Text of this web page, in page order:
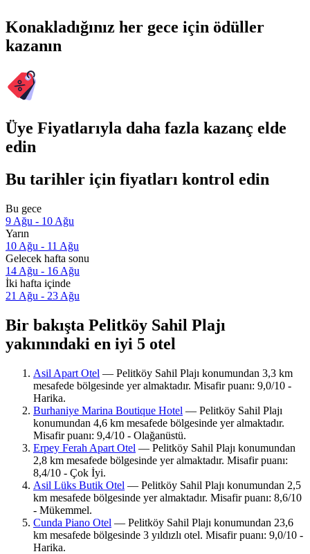
Konakladığınız her gece için ödüller
kazanın
Üye Fiyatlarıyla daha fazla kazanç elde
edin
Bu tarihler için fiyatları kontrol edin
Bu gece
9 Ağu - 10 Ağu
Yarın
10 Ağu - 11 Ağu
Gelecek hafta sonu
14 Ağu - 16 Ağu
İki hafta içinde
21 Ağu - 23 Ağu
Bir bakışta Pelitköy Sahil Plajı
yakınındaki en iyi 5 otel
Asil Apart Otel — Pelitköy Sahil Plajı konumundan 3,3 km
mesafede bölgesinde yer almaktadır. Misafir puanı: 9,0/10 -
Harika.
Burhaniye Marina Boutique Hotel — Pelitköy Sahil Plajı
konumundan 4,6 km mesafede bölgesinde yer almaktadır.
Misafir puanı: 9,4/10 - Olağanüstü.
Erpey Ferah Apart Otel — Pelitköy Sahil Plajı konumundan
2,8 km mesafede bölgesinde yer almaktadır. Misafir puanı:
8,4/10 - Çok İyi.
Asil Lüks Butik Otel — Pelitköy Sahil Plajı konumundan 2,5
km mesafede bölgesinde yer almaktadır. Misafir puanı: 8,6/10
- Mükemmel.
Cunda Piano Otel — Pelitköy Sahil Plajı konumundan 23,6
km mesafede bölgesinde 3 yıldızlı otel. Misafir puanı: 9,0/10 -
Harika.